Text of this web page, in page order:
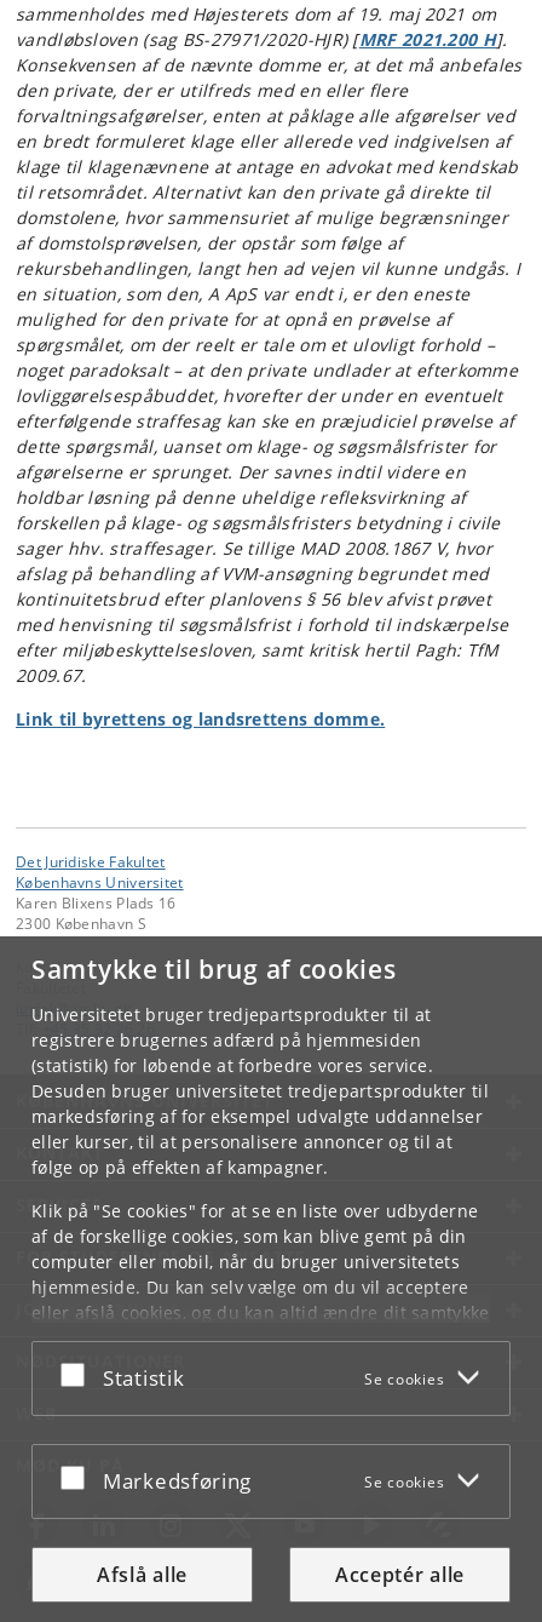
Samtykke til brug af cookies
Universitetet bruger tredjepartsprodukter til at
registrere brugernes adfærd på hjemmesiden
(statistik) for løbende at forbedre vores service.
Desuden bruger universitetet tredjepartsprodukter til
markedsføring af for eksempel udvalgte uddannelser
eller kurser, til at personalisere annoncer og til at
følge op på effekten af kampagner.
Klik på "Se cookies" for at se en liste over udbyderne
af de forskellige cookies, som kan blive gemt på din
computer eller mobil, når du bruger universitetets
hjemmeside. Du kan selv vælge om du vil acceptere
eller afslå cookies, og du kan altid ændre dit samtykke
underCookie- og privatlivspolitiksom du finder i
bunden af hver side.
Acceptér eller afslå
Statistik Se cookies
Acceptér eller afslå
Markedsføring Se cookies
Afslå alle Acceptér alle
sammenholdes med Højesterets dom af 19. maj 2021 om
vandløbsloven (sag BS-27971/2020-HJR) [MRF 2021.200 H].
Konsekvensen af de nævnte domme er, at det må anbefales
den private, der er utilfreds med en eller flere
forvaltningsafgørelser, enten at påklage alle afgørelser ved
en bredt formuleret klage eller allerede ved indgivelsen af
klage til klagenævnene at antage en advokat med kendskab
til retsområdet. Alternativt kan den private gå direkte til
domstolene, hvor sammensuriet af mulige begrænsninger
af domstolsprøvelsen, der opstår som følge af
rekursbehandlingen, langt hen ad vejen vil kunne undgås. I
en situation, som den, A ApS var endt i, er den eneste
mulighed for den private for at opnå en prøvelse af
spørgsmålet, om der reelt er tale om et ulovligt forhold –
noget paradoksalt – at den private undlader at efterkomme
lovliggørelsespåbuddet, hvorefter der under en eventuelt
efterfølgende straffesag kan ske en præjudiciel prøvelse af
dette spørgsmål, uanset om klage- og søgsmålsfrister for
afgørelserne er sprunget. Der savnes indtil videre en
holdbar løsning på denne uheldige refleksvirkning af
forskellen på klage- og søgsmålsfristers betydning i civile
sager hhv. straffesager. Se tillige MAD 2008.1867 V, hvor
afslag på behandling af VVM-ansøgning begrundet med
kontinuitetsbrud efter planlovens § 56 blev afvist prøvet
med henvisning til søgsmålsfrist i forhold til indskærpelse
efter miljøbeskyttelsesloven, samt kritisk hertil Pagh: TfM
2009.67.
Link til byrettens og landsrettens domme.
Det Juridiske Fakultet
Københavns Universitet
Karen Blixens Plads 16
2300 København S
Kontakt:
jurfak @jur.ku.dk
KØBENHAVNS UNIVERSITET
KONTAKT
SERVICES
FOR STUDERENDE OG ANSATTE
JOB OG KARRIERE
NØDSITUATIONER
WEB
MØD KU PÅ